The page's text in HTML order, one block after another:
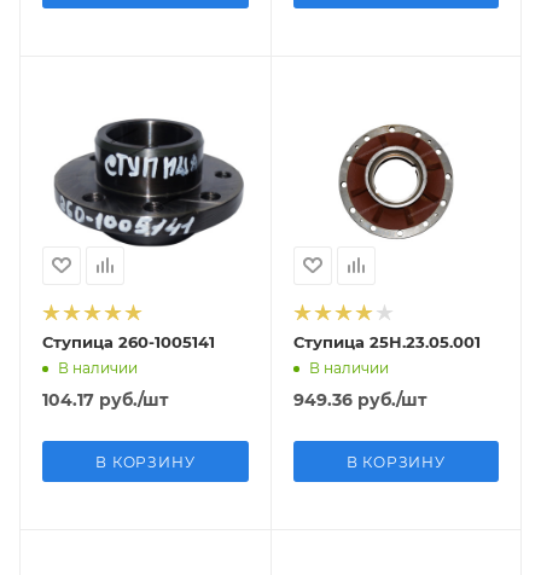
Ступица 260-1005141
В наличии
104.17 руб./шт
В КОРЗИНУ
Ступица 25Н.23.05.001
В наличии
949.36руб./шт
В КОРЗИНУ